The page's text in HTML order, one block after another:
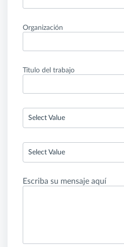
Organización
Título del trabajo
Select Value
Select Value
Escriba su mensaje aquí